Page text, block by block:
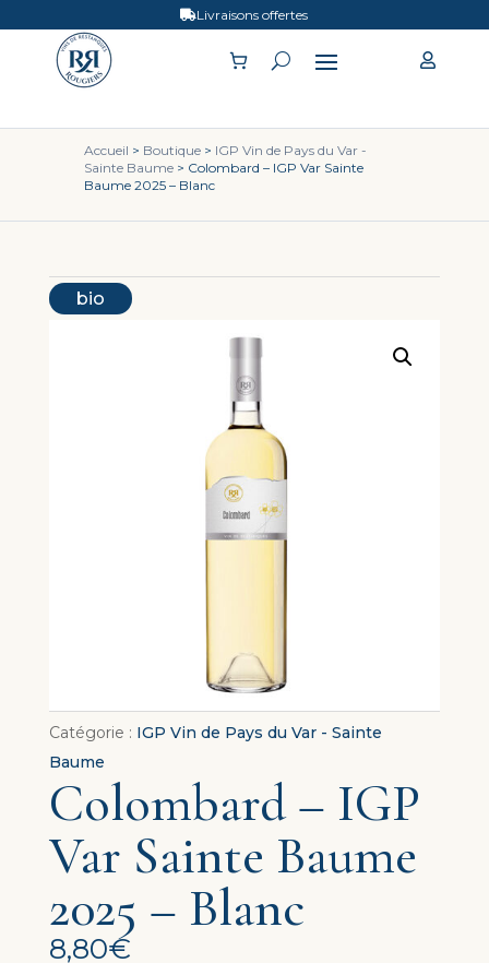
Livraisons offertes

Accueil > Boutique> IGP Vin de Pays du Var -
Sainte Baume> Colombard – IGP Var Sainte
Baume 2025 – Blanc
bio
Catégorie : IGP Vin de Pays du Var - Sainte
Baume
Colombard – IGP
Var Sainte Baume
2025 – Blanc
8,80€